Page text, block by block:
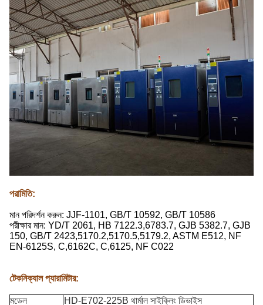
পরামিতি:
মান পরিদর্শন করুন: JJF-1101, GB/T 10592, GB/T 10586
পরীক্ষার মান: YD/T 2061, HB 7122.3,6783.7, GJB 5382.7, GJB
150, GB/T 2423,5170.2,5170.5,5179.2, ASTM E512, NF
EN-6125S, C,6162C, C,6125, NF C022
টেকনিক্যাল প্যারামিটার:
মডেল
HD-E702-225B থার্মাল সাইক্লিং ডিভাইস